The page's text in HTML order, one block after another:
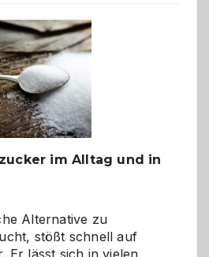
Freund
in
Gefahr
ist:
Brandschutz
für
Hunde
eigenen
im Alltag und in
Alternative zu
stößt schnell auf